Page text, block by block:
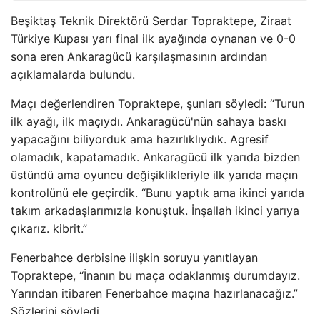
Beşiktaş Teknik Direktörü Serdar Topraktepe, Ziraat
Türkiye Kupası yarı final ilk ayağında oynanan ve 0-0
sona eren Ankaragücü karşılaşmasının ardından
açıklamalarda bulundu.
Maçı değerlendiren Topraktepe, şunları söyledi: “Turun
ilk ayağı, ilk maçıydı. Ankaragücü'nün sahaya baskı
yapacağını biliyorduk ama hazırlıklıydık. Agresif
olamadık, kapatamadık. Ankaragücü ilk yarıda bizden
üstündü ama oyuncu değişiklikleriyle ilk yarıda maçın
kontrolünü ele geçirdik. “Bunu yaptık ama ikinci yarıda
takım arkadaşlarımızla konuştuk. İnşallah ikinci yarıya
çıkarız. kibrit.”
Fenerbahce derbisine ilişkin soruyu yanıtlayan
Topraktepe, “İnanın bu maça odaklanmış durumdayız.
Yarından itibaren Fenerbahce maçına hazırlanacağız.”
Sözlerini söyledi.